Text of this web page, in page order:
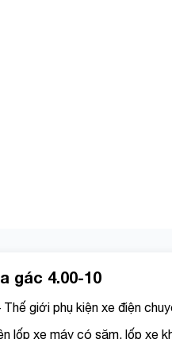
gác 4.00-10
giới phụ kiện xe điện
lốp xe máy có săm, lốp xe